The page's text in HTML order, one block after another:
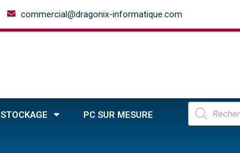
commercial@dragonix-informatique.com
STOCKAGE PC SUR MESURE